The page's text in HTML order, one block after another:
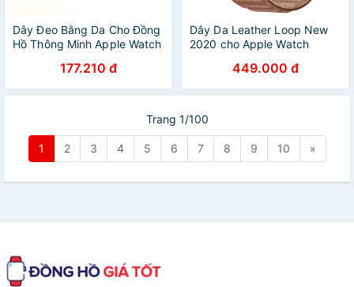
Dây Đeo Bằng Da Cho Đồng
Hồ Thông Minh Apple Watch
177.210 đ
Dây Da Leather Loop New
2020 cho Apple Watch
42mm / 44mm / 45mm
449.000 đ
Trang 1/100
1 2 3 4 5 6 7 8 9 10 »